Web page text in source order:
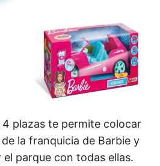
4 plazas te permite colocar
la franquicia de Barbie y
parque con todas ellas.